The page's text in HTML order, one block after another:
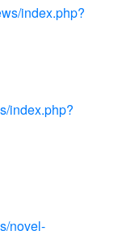
index.php?
index.php?
novel-